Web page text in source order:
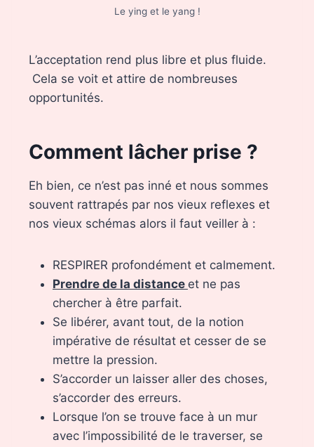
Le ying et le yang !
L’acceptation rend plus libre et plus fluide.
Cela se voit et attire de nombreuses
opportunités.
Comment lâcher prise ?
Eh bien, ce n’est pas inné et nous sommes
souvent rattrapés par nos vieux reflexes et
nos vieux schémas alors il faut veiller à :
RESPIRER profondément et calmement.
Prendre de la distance et ne pas
chercher à être parfait.
Se libérer, avant tout, de la notion
impérative de résultat et cesser de se
mettre la pression.
S’accorder un laisser aller des choses,
s’accorder des erreurs.
Lorsque l’on se trouve face à un mur
avec l’impossibilité de le traverser, se